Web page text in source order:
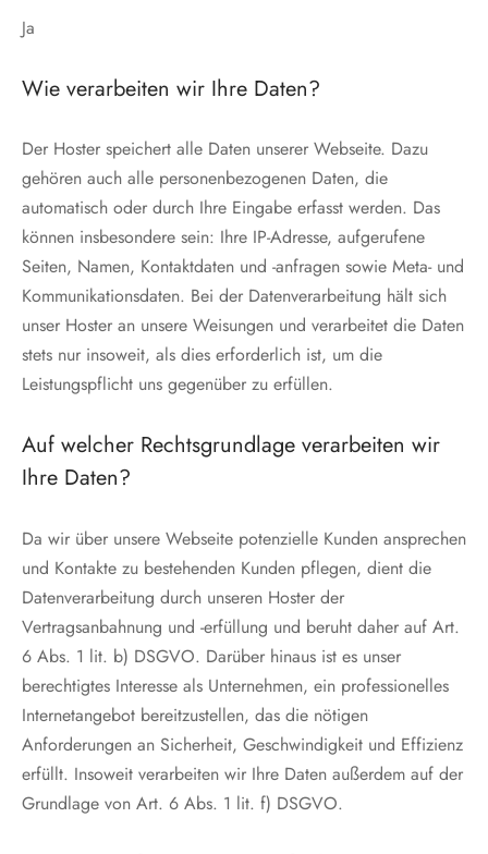
Ja
Wie verarbeiten wir Ihre Daten?
Der Hoster speichert alle Daten unserer Webseite. Dazu
gehören auch alle personenbezogenen Daten, die
automatisch oder durch Ihre Eingabe erfasst werden. Das
können insbesondere sein: Ihre IP-Adresse, aufgerufene
Seiten, Namen, Kontaktdaten und -anfragen sowie Meta- und
Kommunikationsdaten. Bei der Datenverarbeitung hält sich
unser Hoster an unsere Weisungen und verarbeitet die Daten
stets nur insoweit, als dies erforderlich ist, um die
Leistungspflicht uns gegenüber zu erfüllen.
Auf welcher Rechtsgrundlage verarbeiten wir
Ihre Daten?
Da wir über unsere Webseite potenzielle Kunden ansprechen
und Kontakte zu bestehenden Kunden pflegen, dient die
Datenverarbeitung durch unseren Hoster der
Vertragsanbahnung und -erfüllung und beruht daher auf Art.
6 Abs. 1 lit. b) DSGVO. Darüber hinaus ist es unser
berechtigtes Interesse als Unternehmen, ein professionelles
Internetangebot bereitzustellen, das die nötigen
Anforderungen an Sicherheit, Geschwindigkeit und Effizienz
erfüllt. Insoweit verarbeiten wir Ihre Daten außerdem auf der
Grundlage von Art. 6 Abs. 1 lit. f) DSGVO.